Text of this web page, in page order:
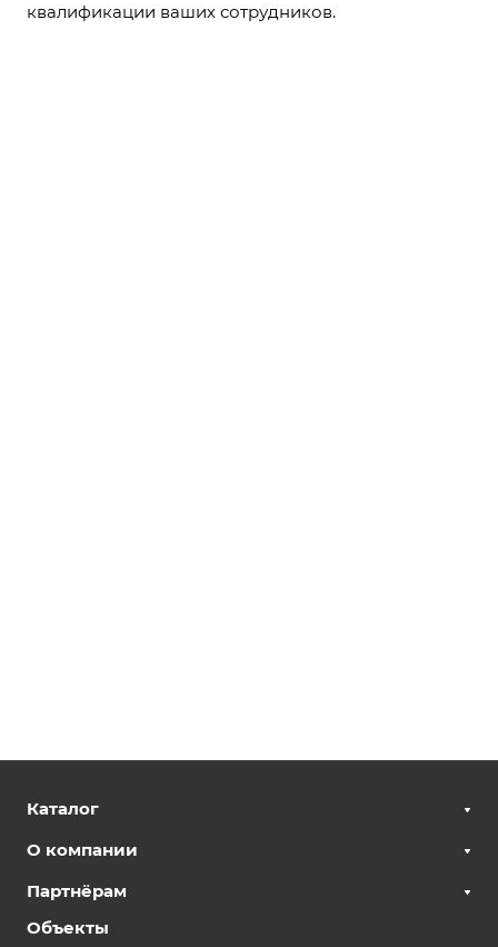
квалификации ваших сотрудников.
Каталог
О компании
Партнёрам
Объекты